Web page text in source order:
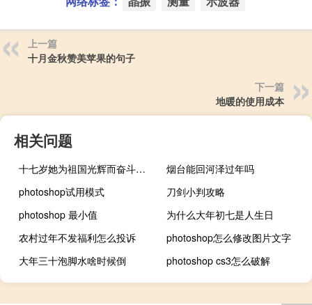
上一篇
十月金秋赞美苹果的句子
下一篇
地暖的使用成本
相关问题
十七岁她为祖国光辉而奋斗小说（我十七岁成了我同学妈妈的情人）
烟台能回河泽过年吗
photoshop试用模式
刀剑小判攻略
photoshop 最小值
为什么大年初七是人生日
农村过年不发福利怎么投诉
photoshop怎么修改图片文字
大年三十泡脚水啥时候倒
photoshop cs3怎么破解